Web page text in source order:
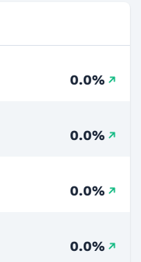
0.0%
0.0%
0.0%
0.0%